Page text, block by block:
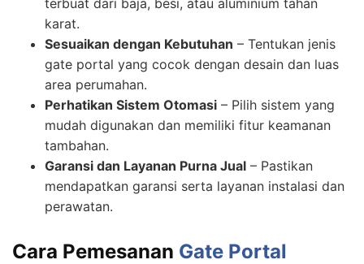
karat.
Sesuaikan dengan Kebutuhan – Tentukan jenis
gate portal yang cocok dengan desain dan luas
area perumahan.
Perhatikan Sistem Otomasi – Pilih sistem yang
mudah digunakan dan memiliki fitur keamanan
tambahan.
Garansi dan Layanan Purna Jual – Pastikan
mendapatkan garansi serta layanan instalasi dan
perawatan.
Cara Pemesanan Gate Portal